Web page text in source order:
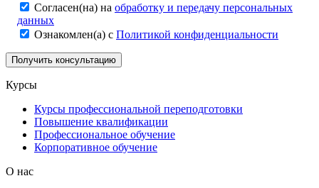
Согласен(на) на обработку и передачу персональных
данных
Ознакомлен(а) с Политикой конфиденциальности
Курсы
Курсы профессиональной переподготовки
Повышение квалификации
Профессиональное обучение
Корпоративное обучение
О нас